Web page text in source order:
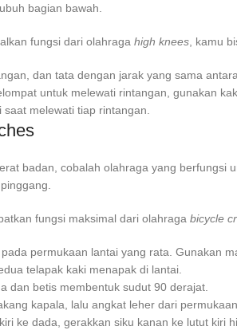
bagian bawah.
fungsi dari olahraga high knees, kamu
dan tata dengan jarak yang sama
untuk melewati rintangan, gunakan
melewati tiap rintangan.
badan, cobalah olahraga yang berfungsi
fungsi maksimal dari olahraga bicycle
permukaan lantai yang rata. Gunakan
telapak kaki menapak di lantai.
dan betis membentuk sudut 90 derajat.
kapala, lalu angkat leher dari
ke dada, gerakkan siku kanan ke lutut kiri